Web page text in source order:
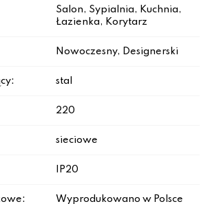
Salon, Sypialnia, Kuchnia,
Łazienka, Korytarz
Nowoczesny, Designerski
stal
220
sieciowe
IP20
Wyprodukowano w Polsce